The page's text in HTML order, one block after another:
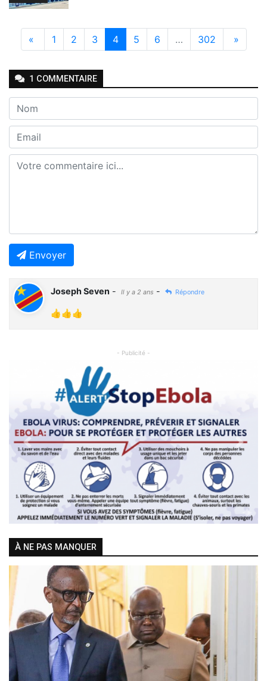
« 1 2 3 4 5 6 … 302 »
1 COMMENTAIRE
Envoyer
Joseph Seven - Il y a 2 ans - Répondre
👍👍👍
- Publicité -
Previous Next
À NE PAS MANQUER